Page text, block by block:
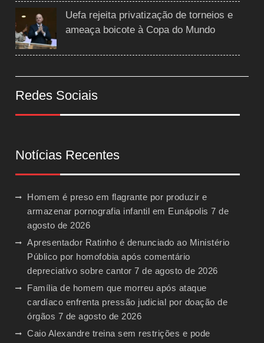
Uefa rejeita privatização de torneios e
ameaça boicote à Copa do Mundo
Redes Sociais
Notícias Recentes
Homem é preso em flagrante por produzir e
armazenar pornografia infantil em Eunápolis 7 de
agosto de 2026
Apresentador Ratinho é denunciado ao Ministério
Público por homofobia após comentário
depreciativo sobre cantor 7 de agosto de 2026
Família de homem que morreu após ataque
cardíaco enfrenta pressão judicial por doação de
órgãos 7 de agosto de 2026
Caio Alexandre treina sem restrições e pode